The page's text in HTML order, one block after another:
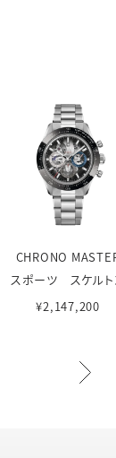
CHRONO
スポーツ スケルト
¥2,147,200